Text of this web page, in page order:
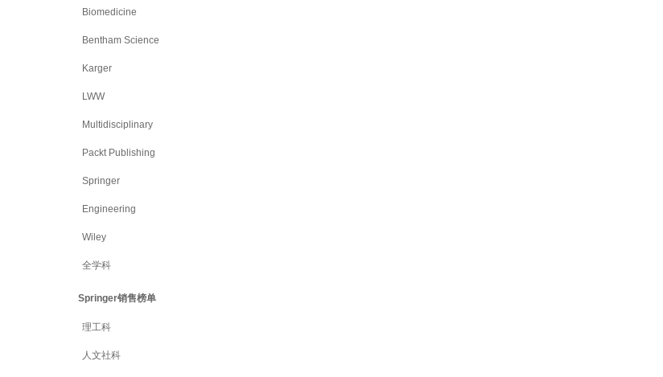
Biomedicine
Bentham Science
Karger
LWW
Multidisciplinary
Packt Publishing
Springer
Engineering
Wiley
全学科
Springer销售榜单
理工科
人文社科